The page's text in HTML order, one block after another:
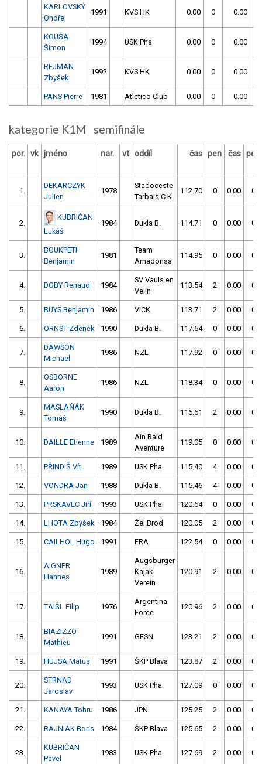
KARLOVSKÝ
Ondřej
1991 KVS HK 0.00 0 0.00
KOUŠA
Šimon
1994 USK Pha 0.00 0 0.00
REJMAN
Zbyšek
1992 KVS HK 0.00 0 0.00
PANS Pierre 1981 Atletico Club 0.00 0 0.00
kategorie K1M semifinále
por. vk jméno nar. vt oddíl čas pen čas pen
1.
DEKARCZYK
Julien
1978
Stadoceste
Tarbais C.K.
112.70 0 0.00 0
2.
KUBRIČAN
Lukáš
1984 Dukla B. 114.71 0 0.00 0
3.
BOUKPETI
Benjamin
1981
Team
Amadonsa
114.95 0 0.00 0
4. DOBY Renaud 1984
SV Vauls en
Velin
113.54 2 0.00 0
5. BUYS Benjamin 1986 VICK 113.71 2 0.00 0
6. ORNST Zdeněk 1990 Dukla B. 117.64 0 0.00 0
7.
DAWSON
Michael
1986 NZL 117.92 0 0.00 0
8.
OSBORNE
Aaron
1986 NZL 118.34 0 0.00 0
9.
MASLAŇÁK
Tomáš
1990 Dukla B. 116.61 2 0.00 0
10. DAILLE Etienne 1989
Ain Raid
Aventure
119.05 0 0.00 0
11. PŘINDIŠ Vít 1989 USK Pha 115.40 4 0.00 0
12. VONDRA Jan 1988 Dukla B. 115.46 4 0.00 0
13. PRSKAVEC Jiří 1993 USK Pha 120.64 0 0.00 0
14. LHOTA Zbyšek 1984 Žel.Brod 120.05 2 0.00 0
15. CAILHOL Hugo 1991 FRA 122.54 0 0.00 0
16.
AIGNER
Hannes
1989
Augsburger
Kajak
Verein
120.91 2 0.00 0
17. TAIŠL Filip 1976
Argentina
Force
120.96 2 0.00 0
18.
BIAZIZZO
Mathieu
1991 GESN 123.21 2 0.00 0
19. HUJSA Matus 1991 ŠKP Blava 123.87 2 0.00 0
20.
STRNAD
Jaroslav
1993 USK Pha 127.09 0 0.00 0
21. KANAYA Tohru 1986 JPN 125.25 2 0.00 0
22. RAJNIAK Boris 1984 ŠKP Blava 125.65 2 0.00 0
23.
KUBRIČAN
Pavel
1983 USK Pha 127.69 2 0.00 0